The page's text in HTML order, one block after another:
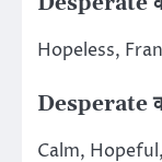
Hopeless,
Desperate
Calm,